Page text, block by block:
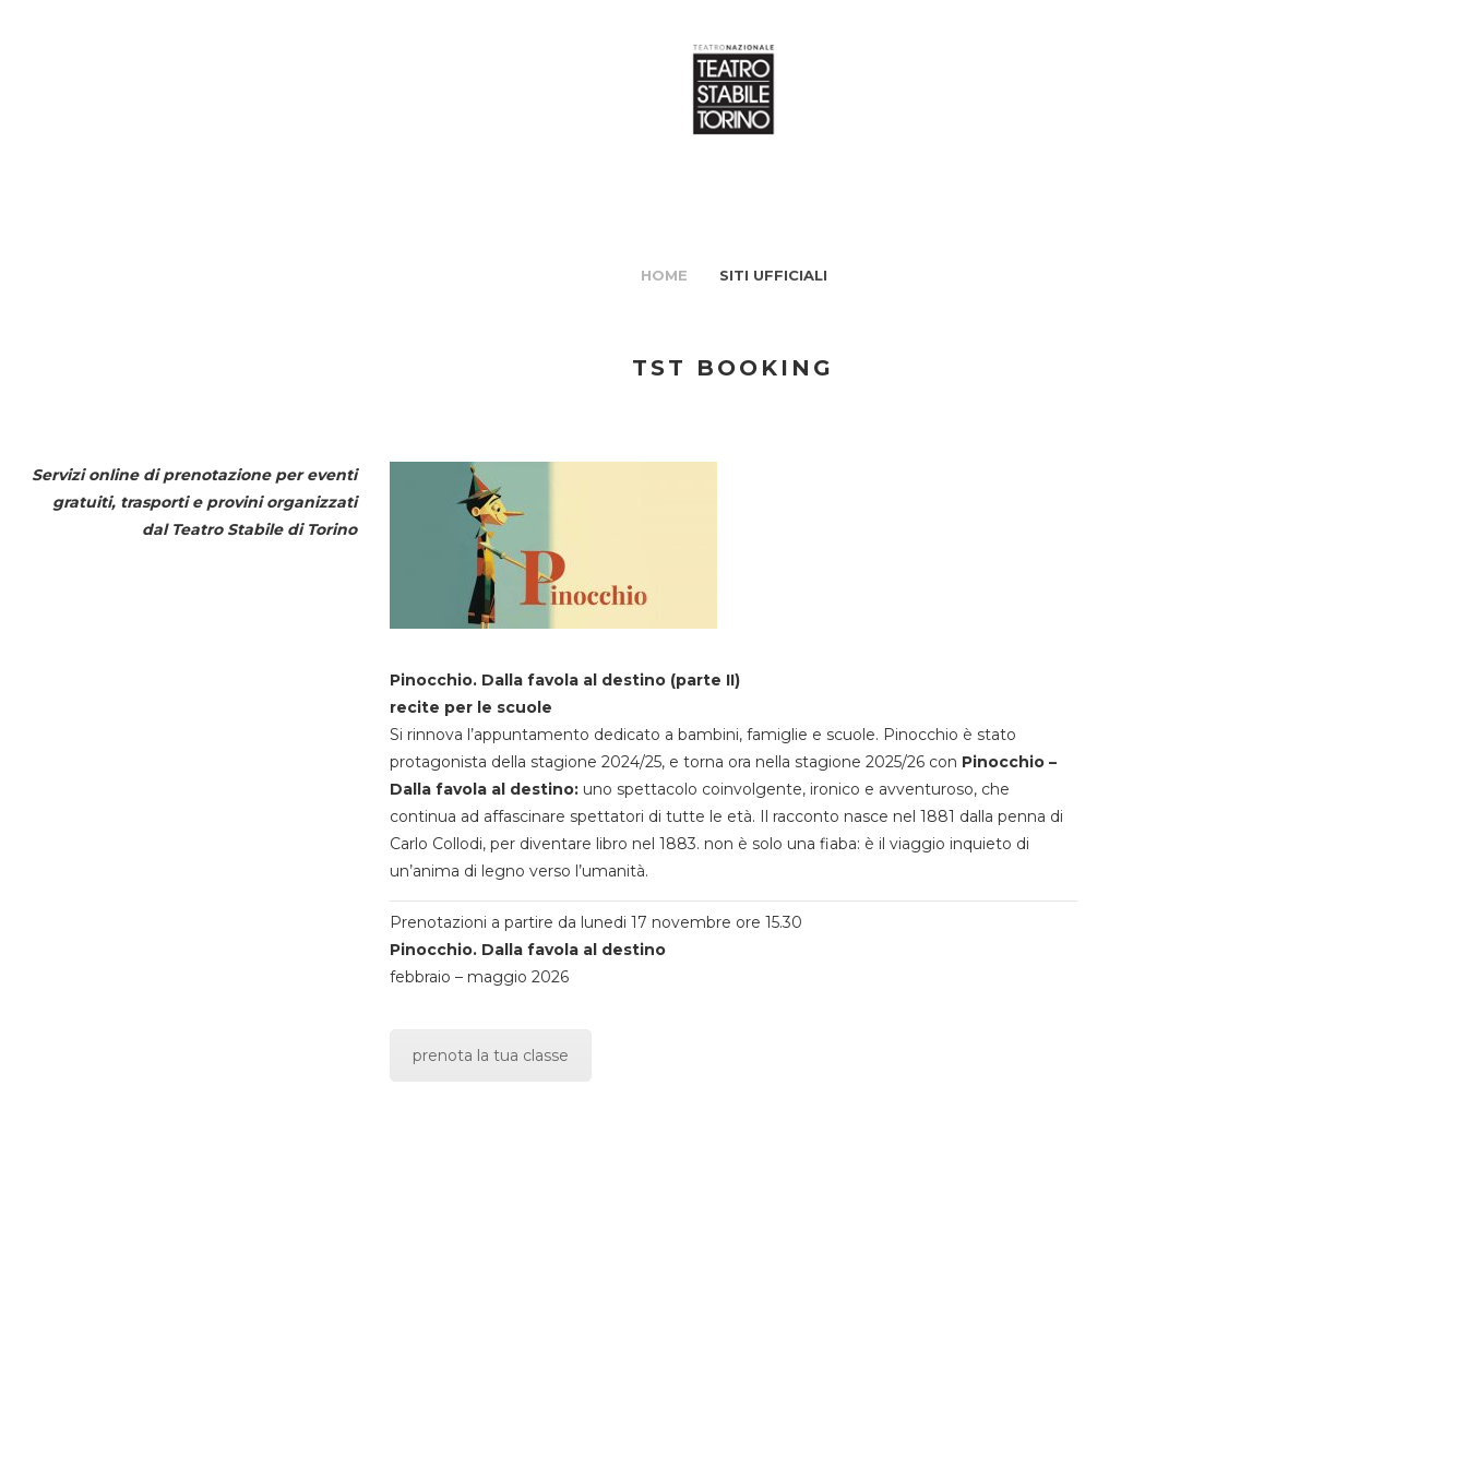
HOME SITI UFFICIALI
TST BOOKING
Servizi online di prenotazione per eventi
gratuiti, trasporti e provini organizzati
dal Teatro Stabile di Torino
Pinocchio. Dalla favola al destino (parte II)
recite per le scuole
Si rinnova l’appuntamento dedicato a bambini, famiglie e scuole. Pinocchio è stato
protagonista della stagione 2024/25, e torna ora nella stagione 2025/26 con Pinocchio –
Dalla favola al destino:uno spettacolo coinvolgente, ironico e avventuroso, che
continua ad affascinare spettatori di tutte le età. Il racconto nasce nel 1881 dalla penna di
Carlo Collodi, per diventare libro nel 1883. non è solo una fiaba: è il viaggio inquieto di
un’anima di legno verso l’umanità.
Prenotazioni a partire da lunedi 17 novembre ore 15.30
Pinocchio. Dalla favola al destino
febbraio – maggio 2026
prenota la tua classe